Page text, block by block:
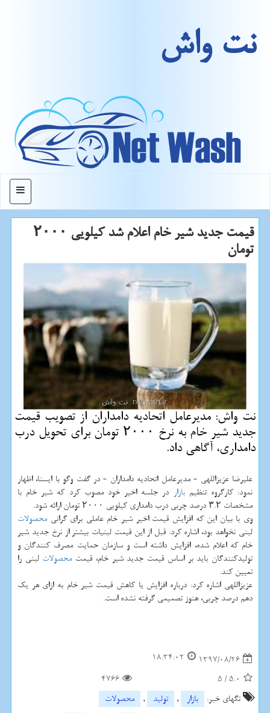
نت واش
منو
قیمت جدید شیر خام اعلام شد كیلویی ۲۰۰۰
تومان
نت واش: مدیرعامل اتحادیه دامداران از تصویب قیمت
جدید شیر خام به نرخ ۲۰۰۰ تومان برای تحویل درب
دامداری، آگاهی داد.
علیرضا عزیزاللهی - مدیرعامل اتحادیه دامداران - در گفت وگو با ایسنا، اظهار
نمود: كارگروه تنظیمبازار در جلسه اخیر خود مصوب كرد كه شیر خام با
مشخصات ۳.۲ درصد چربی درب دامداری كیلویی ۲۰۰۰ تومان ارائه شود.
وی با بیان این كه افزایش قیمت اخیر شیر خام عاملی برای گرانیمحصولات
لبنی نخواهد بود، اشاره كرد: قبل از این قیمت لبنیات بیشتر از نرخ جدید شیر
خام كه اعلام شده، افزایش داشته است و سازمان حمایت مصرف كنندگان و
تولیدكنندگان باید بر اساس قیمت جدید شیر خام، قیمتمحصولات لبنی را
تعیین كند.
عزیزاللهی اشاره كرد: درباره افزایش یا كاهش قیمت شیر خام به ازای هر یك
دهم درصد چربی، هنوز تصمیمی گرفته نشده است.
1397/08/26
18:34:02
5.0
/
5
4766
تگهای خبر:
بازار , تولید ,
محصولات